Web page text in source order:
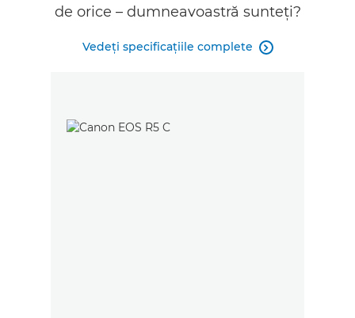
de orice – dumneavoastră sunteţi?
Vedeţi specificaţiile complete 